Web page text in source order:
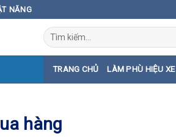
NĂNG
Tìm
kiếm:
TRANG CHỦ LÀM PHÙ HIỆU XE
hàng